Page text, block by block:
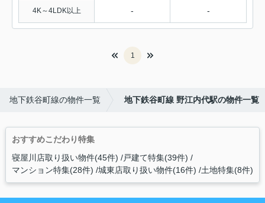
4K～4LDK以上 - -
1
地下鉄谷町線の物件一覧 地下鉄谷町線 野江内代駅の物件一覧
おすすめこだわり特集
寝屋川店取り扱い物件(45件) 戸建て特集(39件)
マンション特集(28件) 城東店取り扱い物件(16件) 土地特集(8件)